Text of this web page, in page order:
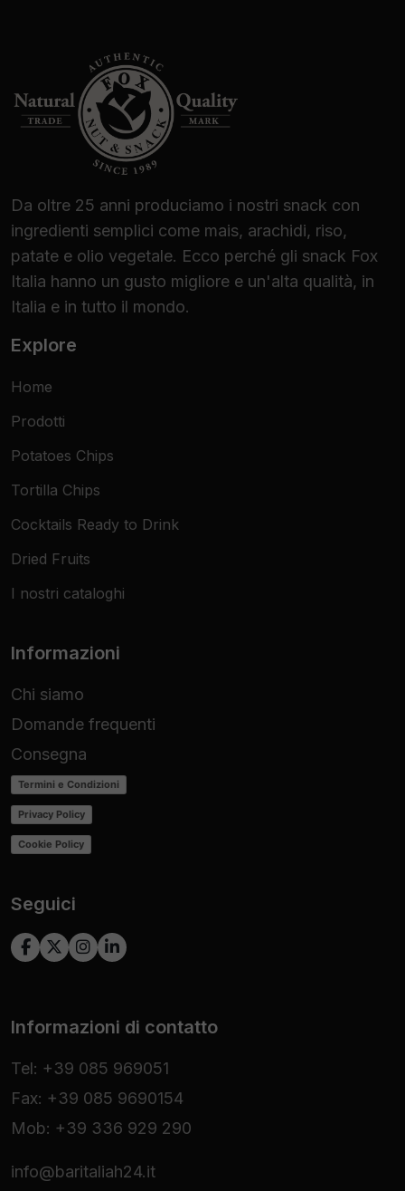
Da oltre 25 anni produciamo i nostri snack con
ingredienti semplici come mais, arachidi, riso,
patate e olio vegetale. Ecco perché gli snack Fox
Italia hanno un gusto migliore e un'alta qualità, in
Italia e in tutto il mondo.
Explore
Home
Prodotti
Potatoes Chips
Tortilla Chips
Cocktails Ready to Drink
Dried Fruits
I nostri cataloghi
Informazioni
Chi siamo
Domande frequenti
Consegna
Termini e Condizioni
Privacy Policy
Cookie Policy
Seguici
Informazioni di contatto
Tel: +39 085 969051
Fax: +39 085 9690154
Mob: +39 336 929 290
info@baritaliah24.it